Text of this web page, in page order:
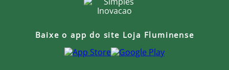
Baixe o app do site Loja Fluminense